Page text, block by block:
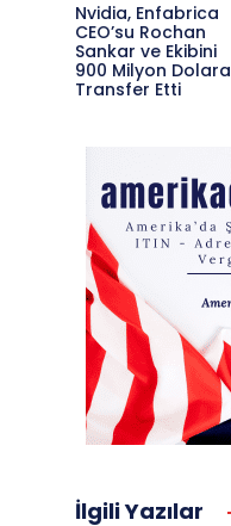
Nvidia, Enfabrica
CEO’su Rochan
Sankar ve Ekibini
900 Milyon Dolara
Transfer Etti
İlgili Yazılar